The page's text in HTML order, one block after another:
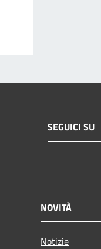
SEGUICI SU
NOVITÀ
Notizie